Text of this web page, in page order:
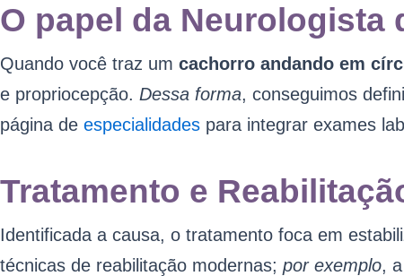
O papel da Neurologista
Quando você traz um cachorro andando em
e propriocepção. Dessa forma, conseguimos
página de especialidades para integrar exames
Tratamento e
Identificada a causa, o tratamento foca em
técnicas de reabilitação modernas; por exemplo,